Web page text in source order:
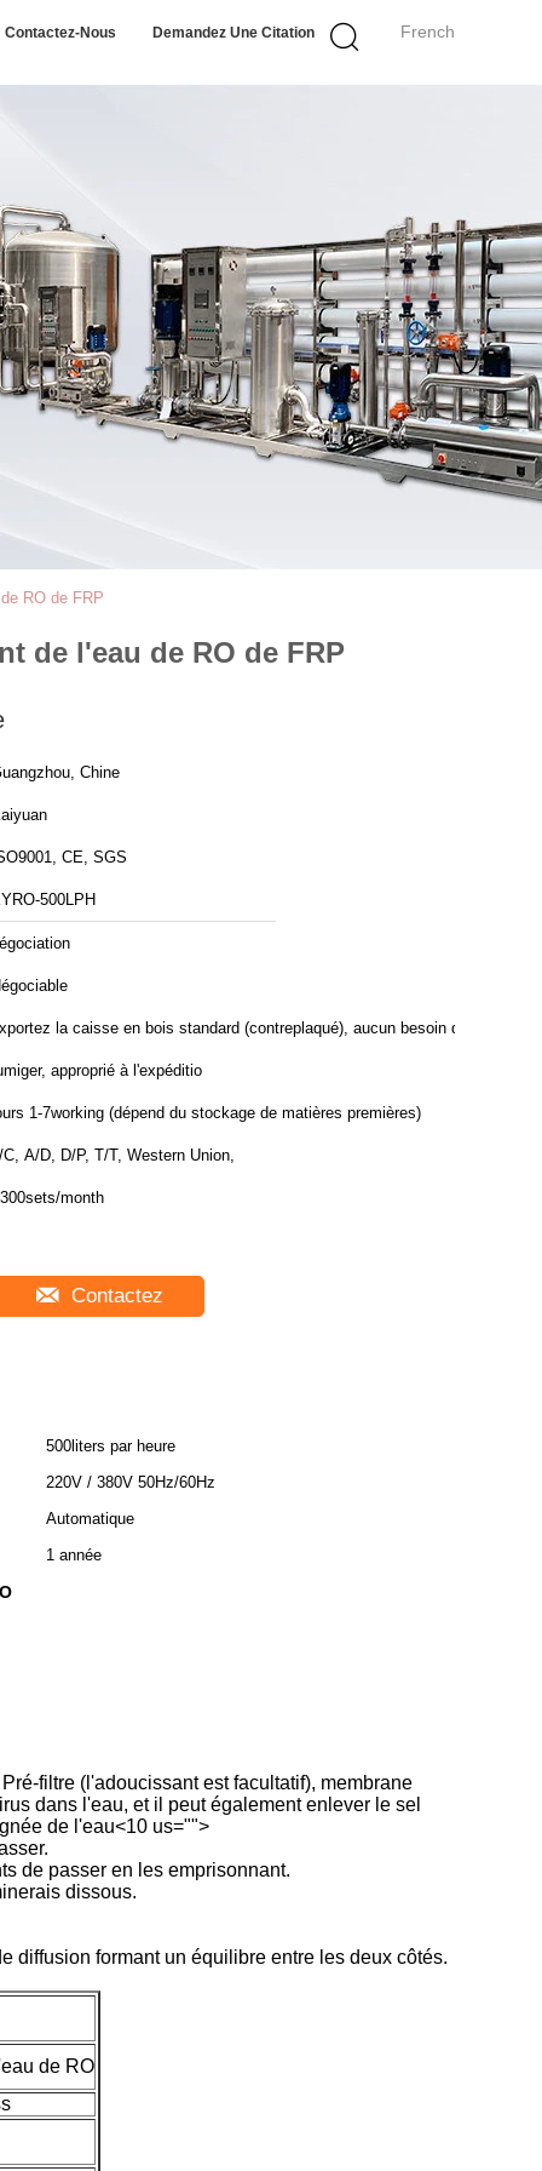
French
Contactez-Nous Demandez Une Citation
RO de FRP
de l'eau de RO de FRP
Chine
CE, SGS
500LPH
la caisse en bois standard (contreplaqué), aucun besoin de
approprié à l'expéditio
1-7working (dépend du stockage de matières premières)
C, A/D, D/P, T/T, Western Union,
month
Contactez
500liters par heure
220V / 380V 50Hz/60Hz
Automatique
1 année
filtre (l'adoucissant est facultatif), membrane
dans l'eau, et il peut également enlever le sel
de l'eau<10 us="">
de passer en les emprisonnant.
dissous.
diffusion formant un équilibre entre les deux côtés.
de RO